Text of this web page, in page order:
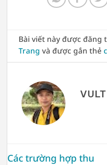
Bài viết này được đăng
Trang và được gắn thẻ
VULT
Các trường hợp thu